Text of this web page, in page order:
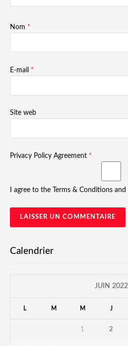
Nom *
E-mail *
Site web
Privacy Policy Agreement *
I agree to the Terms & Conditions and
Calendrier
JUIN 2022
L M M J
1 2